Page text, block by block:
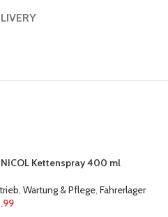
Kettenspray 400 ml
, Wartung & Pflege, Fahrerlager